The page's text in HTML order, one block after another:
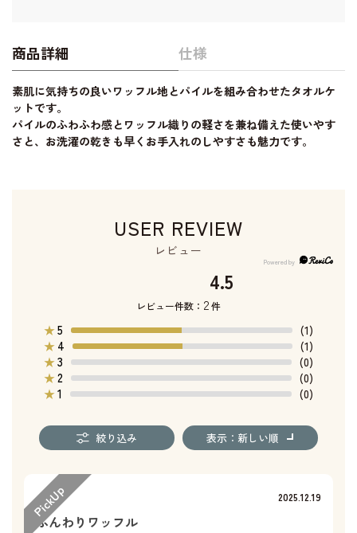
商品詳細 仕様
素肌に気持ちの良いワッフル地とパイルを組み合わせたタオルケ
ットです。
パイルのふわふわ感とワッフル織りの軽さを兼ね備えた使いやす
さと、お洗濯の乾きも早くお手入れのしやすさも魅力です。
USER REVIEW
レビュー
4.5
レビュー件数： 2件
★5
(1)
★ 4
(1)
★3
(0)
★2
(0)
★1 (0)
絞り込み 表示：新しい順
2025.12.19
ふんわりワッフル